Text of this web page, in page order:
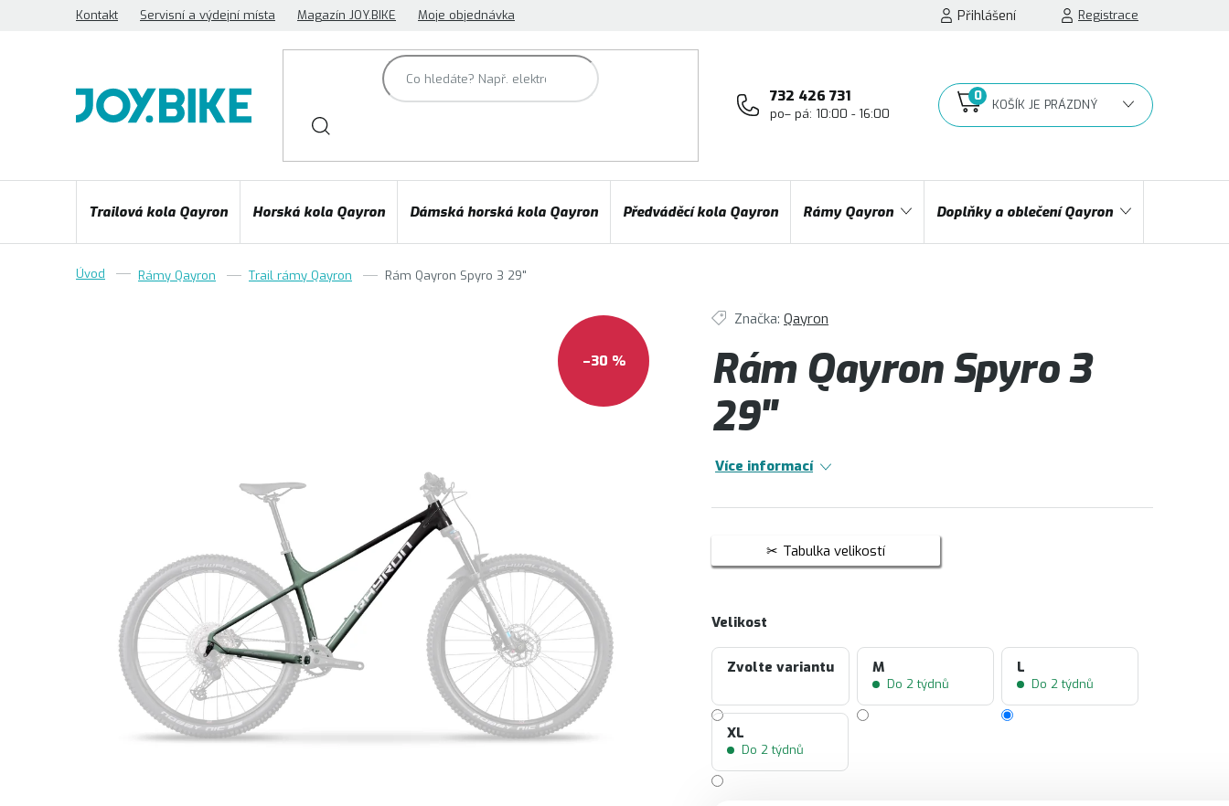
Kontakt Servisní a výdejní místa Magazín JOY.BIKE Moje objednávka Přihlášení Registrace
732 426 731
po– pá: 10:00 - 16:00
NÁKUPNÍ
Trailová kola Qayron Horská kola Qayron Dámská horská kola Qayron Předváděcí kola Qayron Rámy Qayron Doplňky a oblečení Qayron
Rámy Qayron Trail rámy Qayron Rám Qayron Spyro 3 29"
Rám Qayron Spyro 3
29"
Značka:Qayron
Více informací
Tabulka velikostí
Velikost
Zvolte variantu M
Do 2 týdnů
L
Do 2 týdnů
XL
Do 2 týdnů
–30 %